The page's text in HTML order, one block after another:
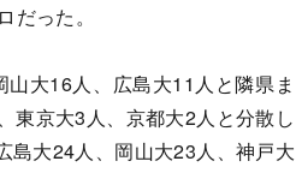
った。
大16人、広島大11人と隣県ま
東京大3人、京都大2人と分散し
島大24人、岡山大23人、神戸大